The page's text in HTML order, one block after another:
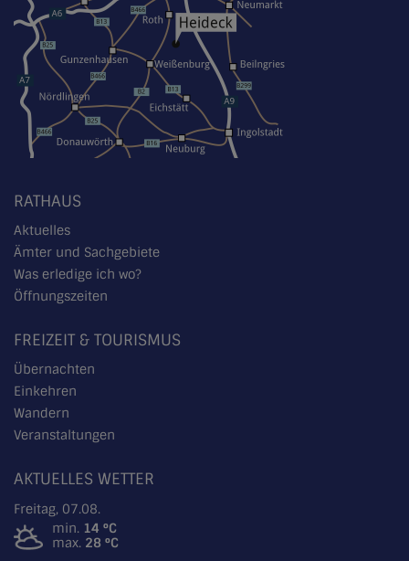
RATHAUS
Aktuelles
Ämter und Sachgebiete
Was erledige ich wo?
Öffnungszeiten
FREIZEIT & TOURISMUS
Übernachten
Einkehren
Wandern
Veranstaltungen
AKTUELLES WETTER
Freitag, 07.08.
min. 14 °C
max. 28 °C